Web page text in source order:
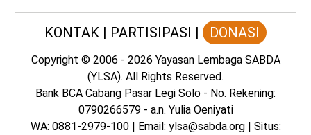
KONTAK | PARTISIPASI | DONASI
Copyright © 2006 - 2026 Yayasan Lembaga SABDA
(YLSA). All Rights Reserved.
Bank BCA Cabang Pasar Legi Solo - No. Rekening:
0790266579 - a.n. Yulia Oeniyati
WA: 0881-2979-100| Email: ylsa@sabda.org| Situs: